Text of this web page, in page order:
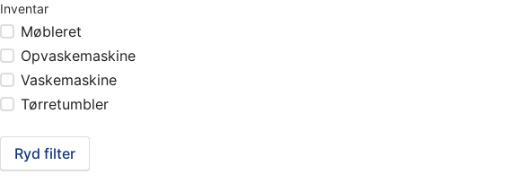
Inventar
Møbleret
Opvaskemaskine
Vaskemaskine
Tørretumbler
Ryd filter